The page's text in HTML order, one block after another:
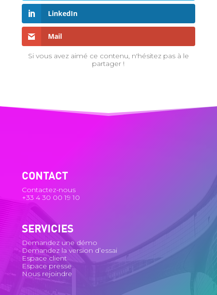
LinkedIn
Mail
Si vous avez aimé ce contenu, n'hésitez pas à le
partager !
CONTACT
Contactez-nous
+33 4 30 00 19 10
SERVICIES
Demandez une démo
Demandez la version d’essai
Espace client
Espace presse
Nous rejoindre